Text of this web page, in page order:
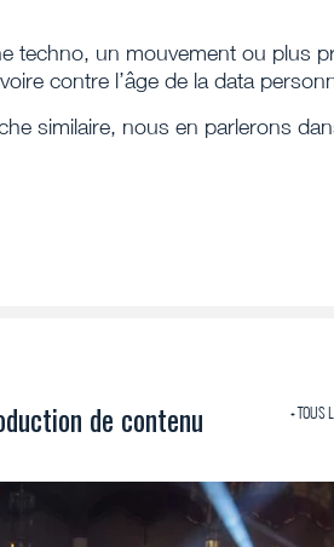
techno, un mouvement ou plus
contre l’âge de la data
similaire, nous en parlerons
+ TOUS
de contenu